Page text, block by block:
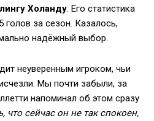
Холанду. Его статистика
голов за сезон. Казалось,
надёжный выбор.
неуверенным игроком, чьи
Мы почти забыли, за
напоминал об этом сразу
что сейчас он не так спокоен,